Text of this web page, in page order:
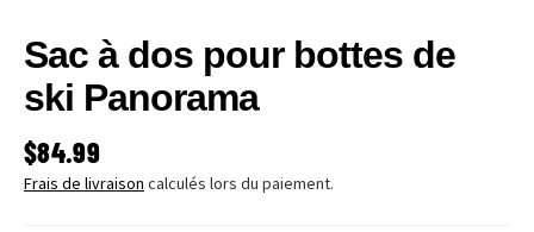
Sac à dos pour bottes de
ski Panorama
PRIX HABITUEL
$84.99
Frais de livraison calculés lors du paiement.